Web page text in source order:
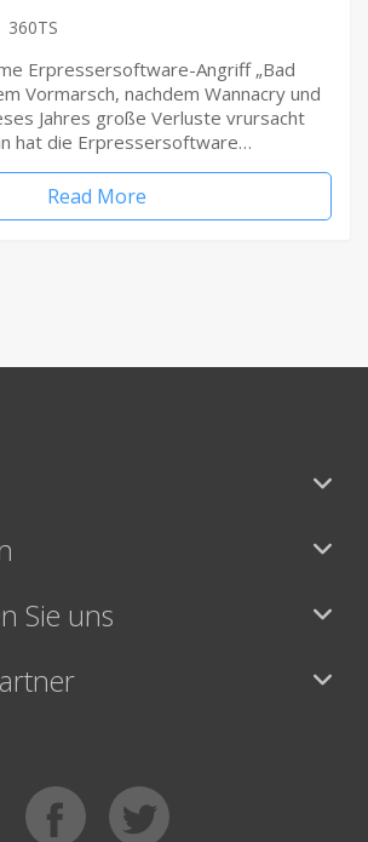
360TS
Erpressersoftware-Angriff „Bad
Vormarsch, nachdem Wannacry und
Jahres große Verluste vrursacht
hat die Erpressersoftware…
Read More
Sie uns